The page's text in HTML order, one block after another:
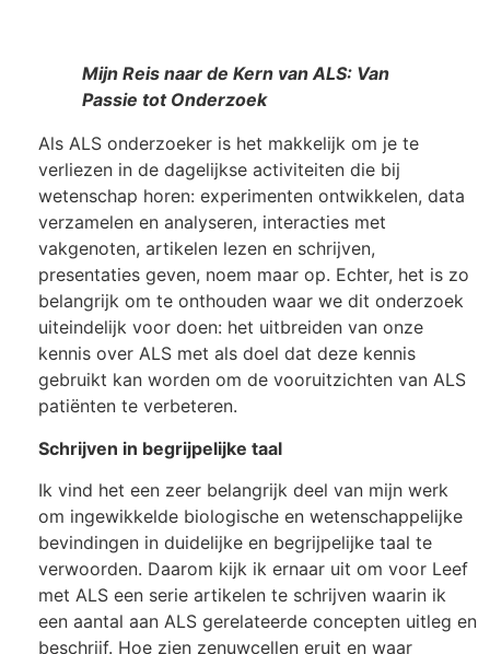
Mijn Reis naar de Kern van ALS: Van
Passie tot Onderzoek
Als ALS onderzoeker is het makkelijk om je te
verliezen in de dagelijkse activiteiten die bij
wetenschap horen: experimenten ontwikkelen, data
verzamelen en analyseren, interacties met
vakgenoten, artikelen lezen en schrijven,
presentaties geven, noem maar op. Echter, het is zo
belangrijk om te onthouden waar we dit onderzoek
uiteindelijk voor doen: het uitbreiden van onze
kennis over ALS met als doel dat deze kennis
gebruikt kan worden om de vooruitzichten van ALS
patiënten te verbeteren.
Schrijven in begrijpelijke taal
Ik vind het een zeer belangrijk deel van mijn werk
om ingewikkelde biologische en wetenschappelijke
bevindingen in duidelijke en begrijpelijke taal te
verwoorden. Daarom kijk ik ernaar uit om voor Leef
met ALS een serie artikelen te schrijven waarin ik
een aantal aan ALS gerelateerde concepten uitleg en
beschrijf. Hoe zien zenuwcellen eruit en waar